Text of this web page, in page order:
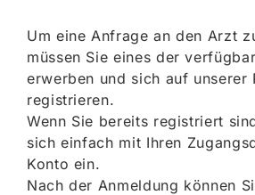
Um eine Anfrage an den Arzt
müssen Sie eines der
erwerben und sich auf unserer
registrieren.
Wenn Sie bereits registriert
sich einfach mit Ihren
Konto ein.
Nach der Anmeldung können